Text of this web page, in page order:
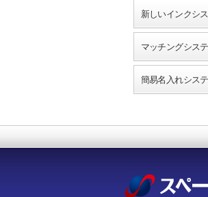
新しいインクシ
マッチングシス
簡易名入れシス